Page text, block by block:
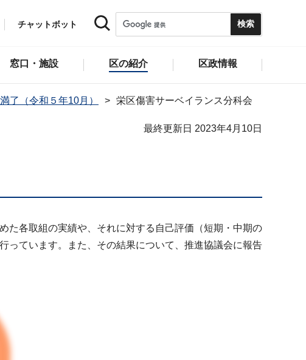
チャットボット
窓口・施設 区の紹介 区政情報
了（令和５年10月） 栄区傷害サーベイランス分科会
最終更新日 2023年4月10日
た各取組の実績や、それに対する自己評価（短期・中期の
っています。また、その結果について、推進協議会に報告